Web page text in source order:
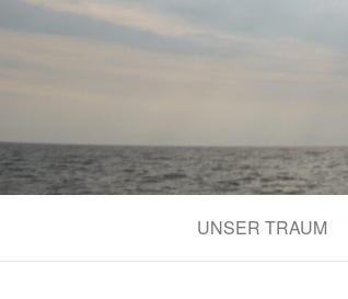
UNSER TRAUM